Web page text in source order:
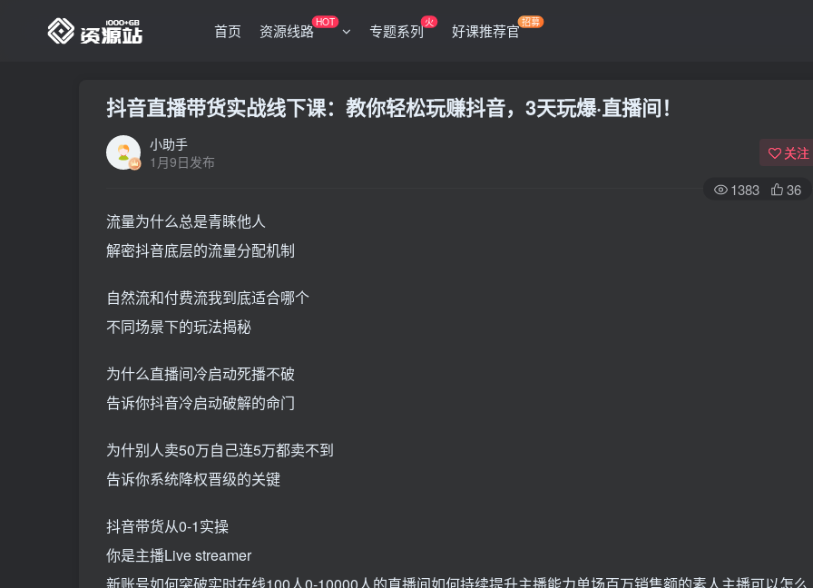
首页 资源线路HOT 专题系列火 好课推荐官招募
抖音直播带货实战线下课：教你轻松玩赚抖音，3天玩爆·直播间！
小助手
1月9日发布
关注
1383 36
流量为什么总是青睐他人
解密抖音底层的流量分配机制
自然流和付费流我到底适合哪个
不同场景下的玩法揭秘
为什么直播间冷启动死播不破
告诉你抖音冷启动破解的命门
为什别人卖50万自己连5万都卖不到
告诉你系统降权晋级的关键
抖音带货从0-1实操
你是主播Live streamer